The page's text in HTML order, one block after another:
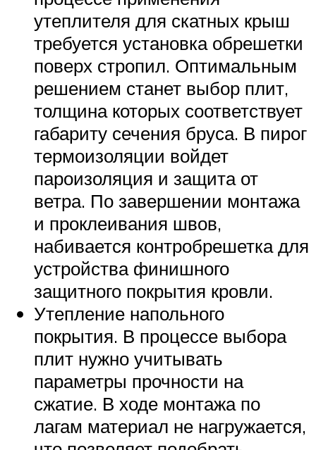
утеплителя для скатных крыш
требуется установка обрешетки
поверх стропил. Оптимальным
решением станет выбор плит,
толщина которых соответствует
габариту сечения бруса. В пирог
термоизоляции войдет
пароизоляция и защита от
ветра. По завершении монтажа
и проклеивания швов,
набивается контробрешетка для
устройства финишного
защитного покрытия кровли.
Утепление напольного
покрытия. В процессе выбора
плит нужно учитывать
параметры прочности на
сжатие. В ходе монтажа по
лагам материал не нагружается,